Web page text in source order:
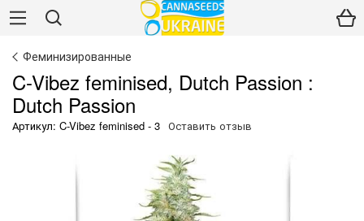
Феминизированные
C-Vibez feminised, Dutch Passion :
Dutch Passion
Артикул: C-Vibez feminised - 3 Оставить отзыв